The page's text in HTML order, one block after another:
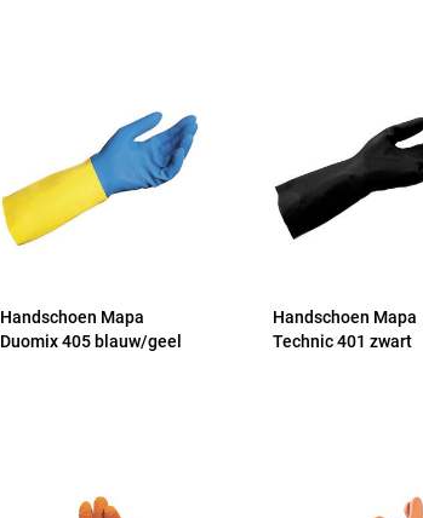
Handschoen Mapa
Duomix 405 blauw/geel
Handschoen Mapa
Technic 401 zwart